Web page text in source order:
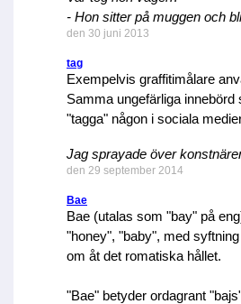
- Hon sitter på muggen och
den 30 juni 2013
tag
Exempelvis graffitimålare
Samma ungefärliga
"tagga" någon i sociala
Jag sprayade över
den 29 september 2014
Bae
Bae (utalas som "bay" på
"honey", "baby", med
om åt det romatiska hållet.
"Bae" betyder ordagrant